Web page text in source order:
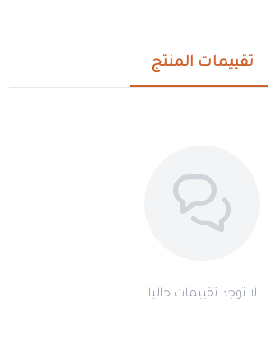
تقييمات المنتج
لا توجد تقييمات حاليا